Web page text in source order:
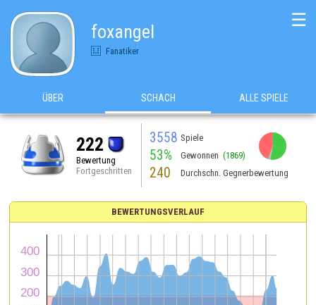
foxangel
Fanatiker
☰
ÜBER SCHACH ALLE SPIELE
222
Bewertung
Fortgeschritten
3558 Spiele
53% Gewonnen (1869)
240 Durchschn. Gegnerbewertung
BEWERTUNGSVERLAUF